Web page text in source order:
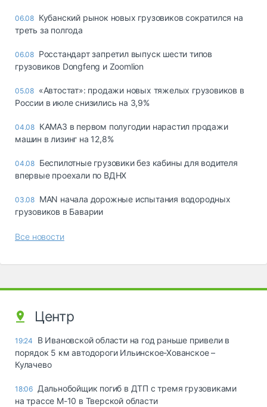
06.08 Кубанский рынок новых грузовиков сократился на
треть за полгода
06.08 Росстандарт запретил выпуск шести типов
грузовиков Dongfeng и Zoomlion
05.08 «Автостат»: продажи новых тяжелых грузовиков в
России в июле снизились на 3,9%
04.08 КАМАЗ в первом полугодии нарастил продажи
машин в лизинг на 12,8%
04.08 Беспилотные грузовики без кабины для водителя
впервые проехали по ВДНХ
03.08 MAN начала дорожные испытания водородных
грузовиков в Баварии
Все новости
Центр
19:24
В Ивановской области на год раньше привели в
порядок 5 км автодороги Ильинское-Хованское –
Кулачево
18:06 Дальнобойщик погиб в ДТП с тремя грузовиками
на трассе М-10 в Тверской области